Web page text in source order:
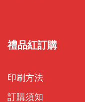
禮品紅訂購
印刷方法
訂購須知